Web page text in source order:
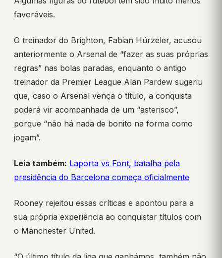
favoráveis.
O treinador do Brighton, Fabian Hürzeler, acusou
anteriormente o Arsenal de “fazer as suas próprias
regras” nas bolas paradas, enquanto o antigo
treinador da Premier League Alan Pardew sugeriu
que, caso o Arsenal vença o título, a conquista
poderá vir acompanhada de um “asterisco”,
porque “não há nada de bonito na forma como
jogam”.
Leia também: Laporta vs Font, batalha pela
presidência do Barcelona começa oficialmente
Rooney rejeitou essas críticas e apontou para a
sua própria experiência ao conquistar títulos com
o Manchester United.